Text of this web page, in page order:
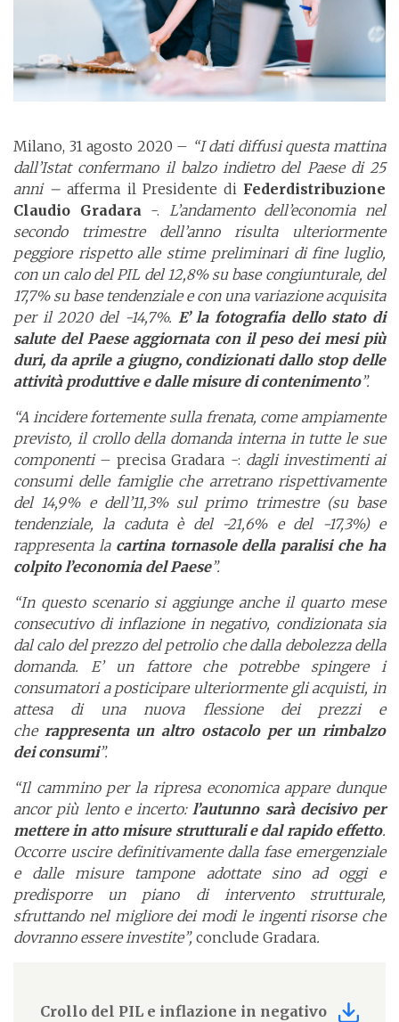
Milano, 31 agosto 2020 – “I dati diffusi questa mattina
dall’Istat confermano il balzo indietro del Paese di 25
anni –afferma il Presidente di Federdistribuzione
Claudio Gradara -. L’andamento dell’economia nel
secondo trimestre dell’anno risulta ulteriormente
peggiore rispetto alle stime preliminari di fine luglio,
con un calo del PIL del 12,8% su base congiunturale, del
17,7% su base tendenziale e con una variazione acquisita
per il 2020 del -14,7%. E’ la fotografia dello stato di
salute del Paese aggiornata con il peso dei mesi più
duri, da aprile a giugno, condizionati dallo stop delle
attività produttive e dalle misure di contenimento”.
“A incidere fortemente sulla frenata, come ampiamente
previsto, il crollo della domanda interna in tutte le sue
componenti – precisa Gradara -: dagli investimenti ai
consumi delle famiglie che arretrano rispettivamente
del 14,9% e dell’11,3% sul primo trimestre (su base
tendenziale, la caduta è del -21,6% e del -17,3%) e
rappresenta la cartina tornasole della paralisi che ha
colpito l’economia del Paese”.
“In questo scenario si aggiunge anche il quarto mese
consecutivo di inflazione in negativo, condizionata sia
dal calo del prezzo del petrolio che dalla debolezza della
domanda. E’ un fattore che potrebbe spingere i
consumatori a posticipare ulteriormente gli acquisti, in
attesa di una nuova flessione dei prezzi e
che rappresenta un altro ostacolo per un rimbalzo
dei consumi”.
“Il cammino per la ripresa economica appare dunque
ancor più lento e incerto: l’autunno sarà decisivo per
mettere in atto misure strutturali e dal rapido effetto.
Occorre uscire definitivamente dalla fase emergenziale
e dalle misure tampone adottate sino ad oggi e
predisporre un piano di intervento strutturale,
sfruttando nel migliore dei modi le ingenti risorse che
dovranno essere investite”, conclude Gradara.
Crollo del PIL e inflazione in negativo